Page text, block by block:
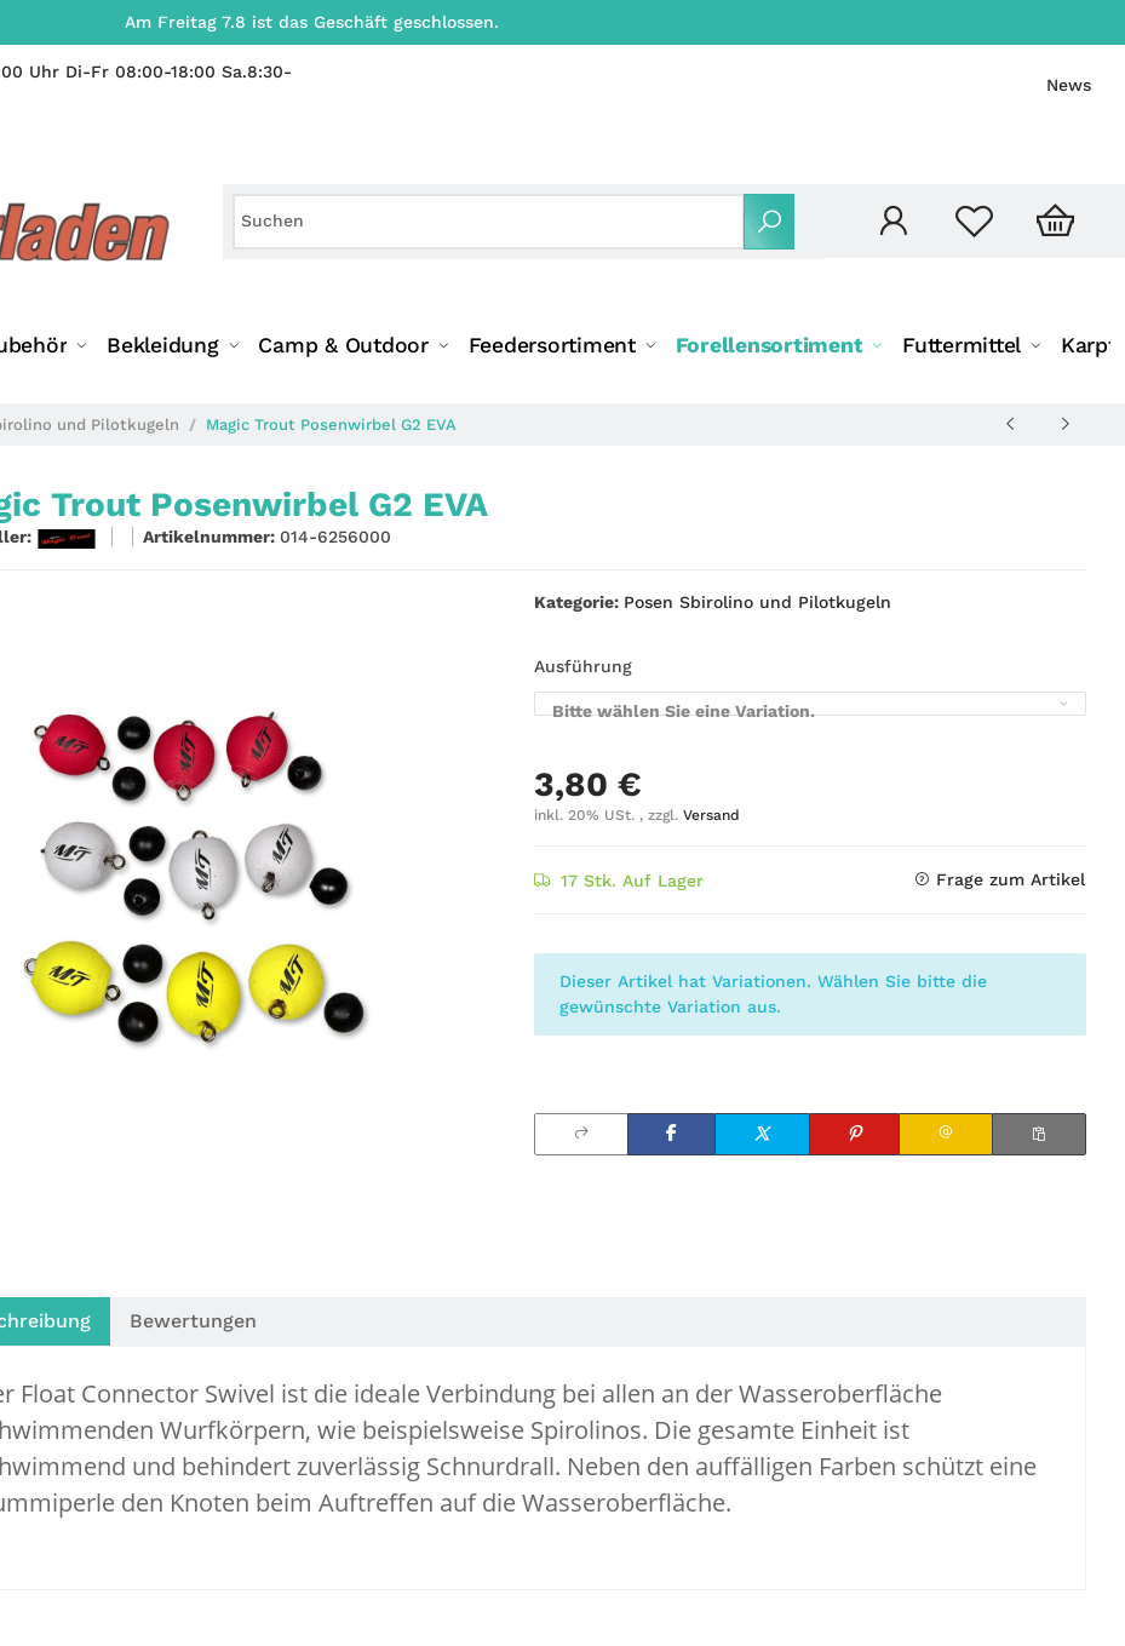
Am Freitag 7.8 ist das Geschäft geschlossen.
News
Uhr Di-Fr 08:00-18:00 Sa.8:30-
Bekleidung Camp & Outdoor Feedersortiment Forellensortiment Futtermittel
und Pilotkugeln Magic Trout Posenwirbel G2 EVA
Trout Posenwirbel G2 EVA
Artikelnummer: 014-6256000
Kategorie: Posen Sbirolino und Pilotkugeln
Ausführung
Bitte wählen Sie eine Variation.
3,80 €
inkl. 20% USt. , zzgl. Versand
17 Stk. Auf Lager Frage zum Artikel
x
Dieser Artikel hat Variationen. Wählen Sie bitte die
gewünschte Variation aus.
Bewertungen
Float Connector Swivel ist die ideale Verbindung bei allen an der Wasseroberfläche
Wurfkörpern, wie beispielsweise Spirolinos. Die gesamte Einheit ist
und behindert zuverlässig Schnurdrall. Neben den auffälligen Farben schützt eine
den Knoten beim Auftreffen auf die Wasseroberfläche.